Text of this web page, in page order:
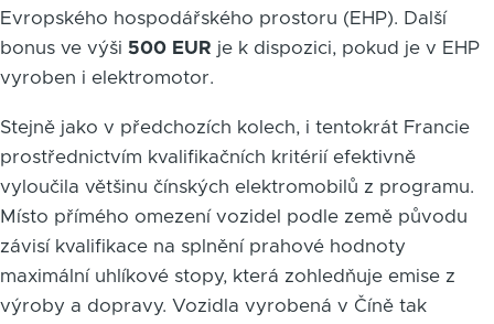
Evropského hospodářského prostoru (EHP). Další
bonus ve výši 500 EUR je k dispozici, pokud je v EHP
vyroben i elektromotor.
Stejně jako v předchozích kolech, i tentokrát Francie
prostřednictvím kvalifikačních kritérií efektivně
vyloučila většinu čínských elektromobilů z programu.
Místo přímého omezení vozidel podle země původu
závisí kvalifikace na splnění prahové hodnoty
maximální uhlíkové stopy, která zohledňuje emise z
výroby a dopravy. Vozidla vyrobená v Číně tak